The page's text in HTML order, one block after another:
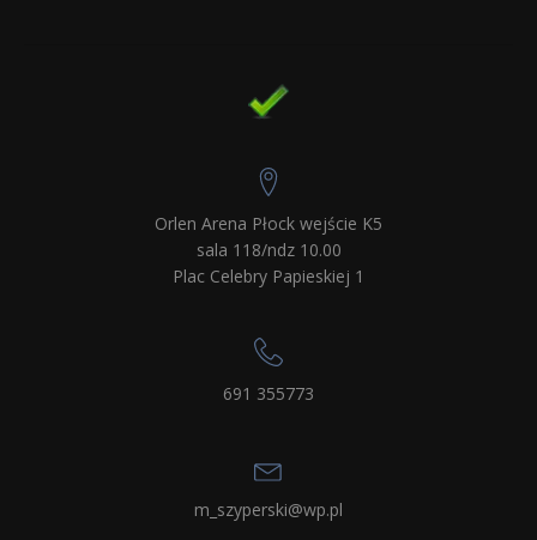
Orlen Arena Płock wejście K5
sala 118/ndz 10.00
Plac Celebry Papieskiej 1
691 355773
m_szyperski@wp.pl